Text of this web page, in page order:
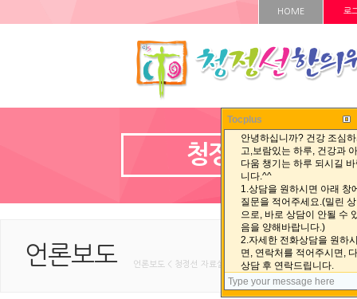
HOME 로
청정선 자료실
언론보도 언론보도 < 청정선 자료실 < HOME
Tocplus